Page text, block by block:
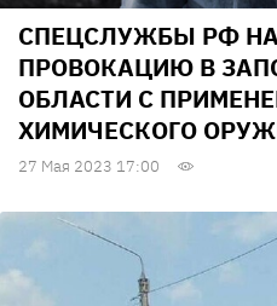
СПЕЦСЛУЖБЫ РФ
ПРОВОКАЦИЮ В
ОБЛАСТИ С
ХИМИЧЕСКОГО
27 Мая 2023 17:00